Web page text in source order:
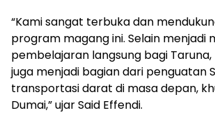
“Kami sangat terbuka dan
program magang ini. Selain menjadi
pembelajaran langsung bagi
juga menjadi bagian dari penguatan
transportasi darat di masa depan,
Dumai,” ujar Said Effendi.